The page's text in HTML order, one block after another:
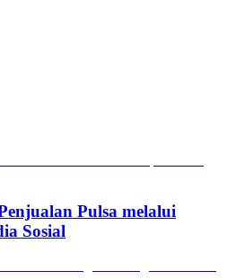
Pulsa melalui
Sosial